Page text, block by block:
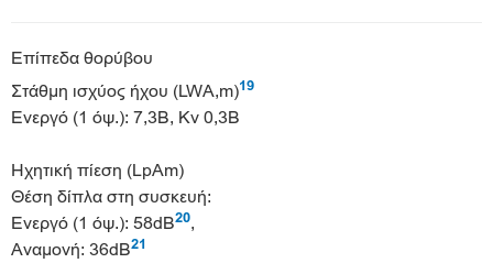
Επίπεδα θορύβου
Στάθμη ισχύος ήχου (LWA,m)19
Ενεργό (1 όψ.): 7,3B, Kv 0,3B
Ηχητική πίεση (LpAm)
Θέση δίπλα στη συσκευή:
Ενεργό (1 όψ.): 58dB20,
Αναμονή: 36dB21